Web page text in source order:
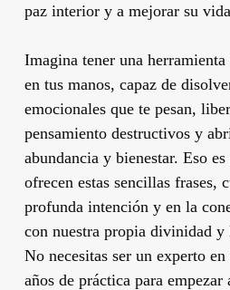
paz interior y a mejorar su
Imagina tener una
en tus manos, capaz de
emocionales que te pesan,
pensamiento destructivos y
abundancia y bienestar. Eso
ofrecen estas sencillas frases,
profunda intención y en la
con nuestra propia divinidad y
No necesitas ser un experto
años de práctica para empezar